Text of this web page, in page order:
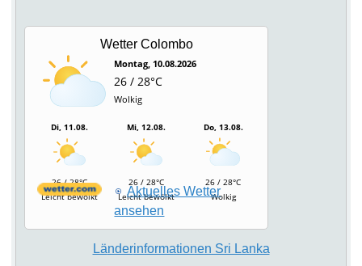
Wetter Colombo
Montag, 10.08.2026
26 / 28°C
Wolkig
Di, 11.08.
26 / 28°C
Leicht bewölkt
Mi, 12.08.
26 / 28°C
Leicht bewölkt
Do, 13.08.
26 / 28°C
Wolkig
Aktuelles Wetter
ansehen
Länderinformationen Sri Lanka